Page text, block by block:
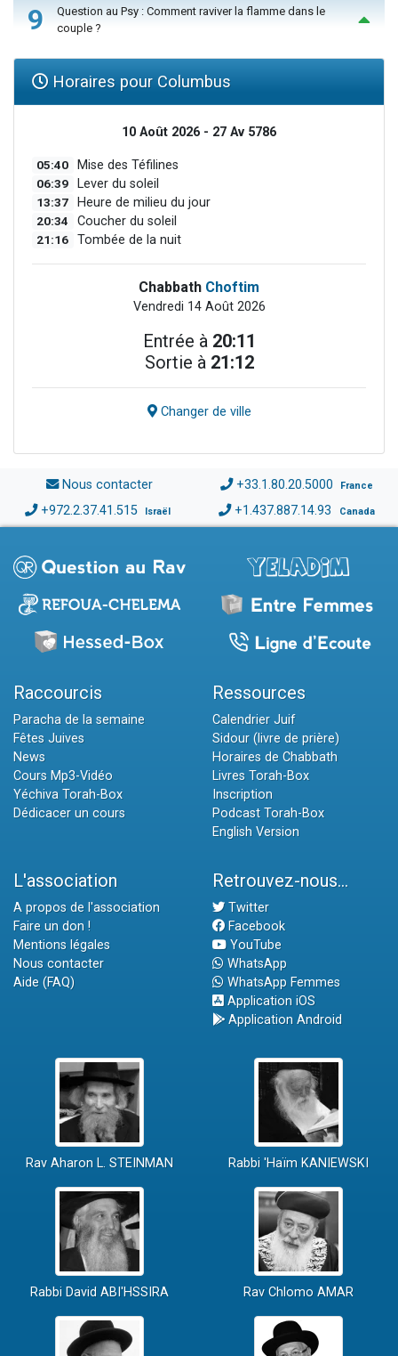
9
Question au Psy : Comment raviver la flamme dans le
couple ?
Horaires pour Columbus
10 Août 2026 - 27 Av 5786
05:40 Mise des Téfilines
06:39 Lever du soleil
13:37 Heure de milieu du jour
20:34 Coucher du soleil
21:16 Tombée de la nuit
Chabbath Choftim
Vendredi 14 Août 2026
Entrée à 20:11
Sortie à 21:12
Changer de ville
Nous contacter +33.1.80.20.5000 France
+972.2.37.41.515 Israël +1.437.887.14.93 Canada
Raccourcis
Paracha de la semaine
Fêtes Juives
News
Cours Mp3-Vidéo
Yéchiva Torah-Box
Dédicacer un cours
Ressources
Calendrier Juif
Sidour (livre de prière)
Horaires de Chabbath
Livres Torah-Box
Inscription
Podcast Torah-Box
English Version
L'association
A propos de l'association
Faire un don !
Mentions légales
Nous contacter
Aide (FAQ)
Retrouvez-nous...
Twitter
Facebook
YouTube
WhatsApp
WhatsApp Femmes
Application iOS
Application Android
Rav Aharon L. STEINMAN Rabbi 'Haïm KANIEWSKI
Rabbi David ABI'HSSIRA Rav Chlomo AMAR